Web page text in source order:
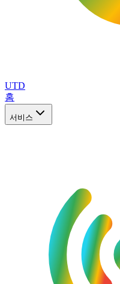
UTD
홈
서비스